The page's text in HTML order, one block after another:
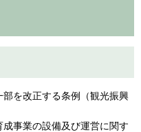
を改正する条例（観光振興
事業の設備及び運営に関す